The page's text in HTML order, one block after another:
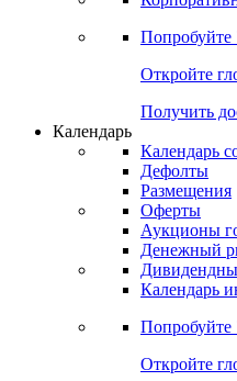
Валютные и
Попробуйте
Откройте
Получить
Календарь
Календарь
Дефолты
Размещения
Оферты
Денежный
Календарь